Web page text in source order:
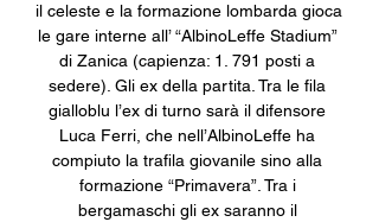
il celeste e la formazione lombarda gioca
le gare interne all’ “AlbinoLeffe Stadium”
di Zanica (capienza: 1. 791 posti a
sedere). Gli ex della partita. Tra le fila
gialloblu l’ex di turno sarà il difensore
Luca Ferri, che nell’AlbinoLeffe ha
compiuto la trafila giovanile sino alla
formazione “Primavera”. Tra i
bergamaschi gli ex saranno il